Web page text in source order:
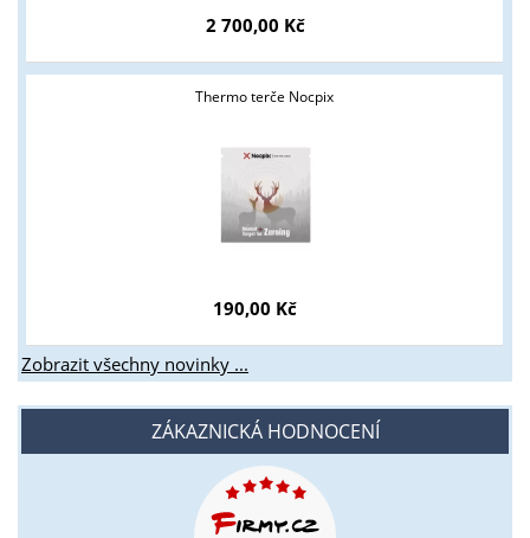
2 700,00 Kč
Thermo terče Nocpix
190,00 Kč
Zobrazit všechny novinky ...
ZÁKAZNICKÁ HODNOCENÍ